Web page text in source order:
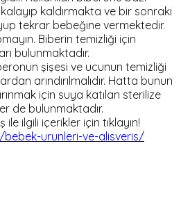
kaldırmakta ve bir sonraki
tekrar bebeğine vermektedir.
Biberin temizliği için
bulunmaktadır.
şişesi ve ucunun temizliği
arındırılmalıdır. Hatta bunun
için suya katılan sterilize
de bulunmaktadır.
ile ilgili içerikler için tıklayın!
urunleri-ve-alisveris/